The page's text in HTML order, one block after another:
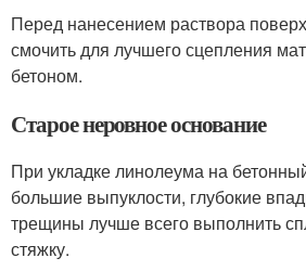
Перед нанесением раствора
смочить для лучшего сцепления
бетоном.
Старое неровное основание
При укладке линолеума на
большие выпуклости, глубокие
трещины лучше всего выполнить
стяжку.